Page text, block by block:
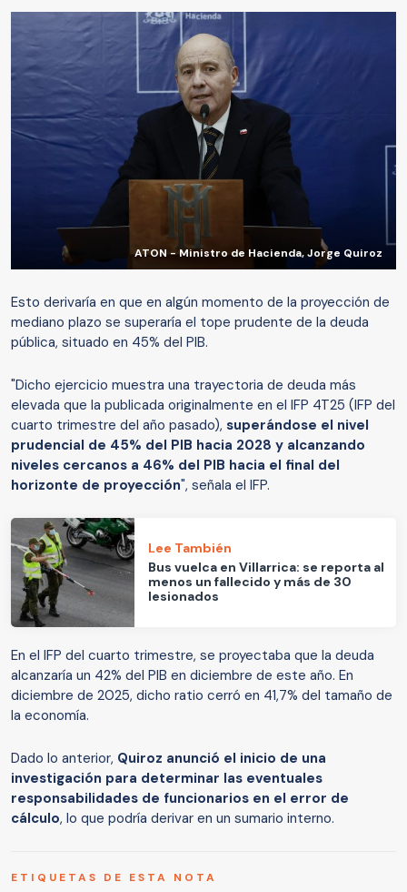
ATON - Ministro de Hacienda, Jorge Quiroz
Esto derivaría en que en algún momento de la proyección de
mediano plazo se superaría el tope prudente de la deuda
pública, situado en 45% del PIB.
"Dicho ejercicio muestra una trayectoria de deuda más
elevada que la publicada originalmente en el IFP 4T25 (IFP del
cuarto trimestre del año pasado), superándose el nivel
prudencial de 45% del PIB hacia 2028 y alcanzando
niveles cercanos a 46% del PIB hacia el final del
horizonte de proyección", señala el IFP.
Lee También
Bus vuelca en Villarrica: se reporta al
menos un fallecido y más de 30
lesionados
En el IFP del cuarto trimestre, se proyectaba que la deuda
alcanzaría un 42% del PIB en diciembre de este año. En
diciembre de 2025, dicho ratio cerró en 41,7% del tamaño de
la economía.
Dado lo anterior, Quiroz anunció el inicio de una
investigación para determinar las eventuales
responsabilidades de funcionarios en el error de
cálculo, lo que podría derivar en un sumario interno.
ETIQUETAS DE ESTA NOTA